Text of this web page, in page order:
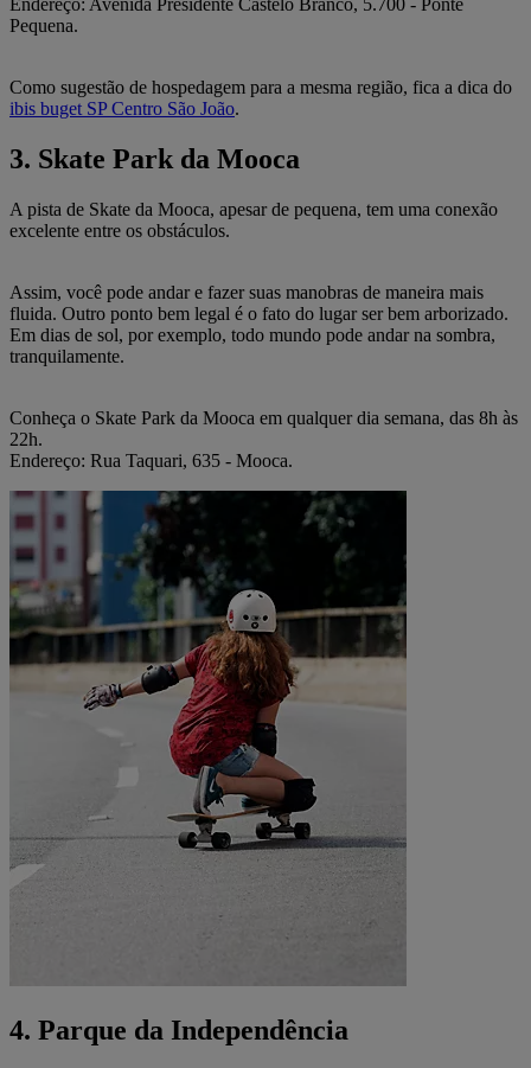
Endereço: Avenida Presidente Castelo Branco, 5.700 - Ponte
Pequena.
Como sugestão de hospedagem para a mesma região, fica a dica do
ibis buget SP Centro São João.
3. Skate Park da Mooca
A pista de Skate da Mooca, apesar de pequena, tem uma conexão
excelente entre os obstáculos.
Assim, você pode andar e fazer suas manobras de maneira mais
fluida. Outro ponto bem legal é o fato do lugar ser bem arborizado.
Em dias de sol, por exemplo, todo mundo pode andar na sombra,
tranquilamente.
Conheça o Skate Park da Mooca em qualquer dia semana, das 8h às
22h.
Endereço: Rua Taquari, 635 - Mooca.
4. Parque da Independência